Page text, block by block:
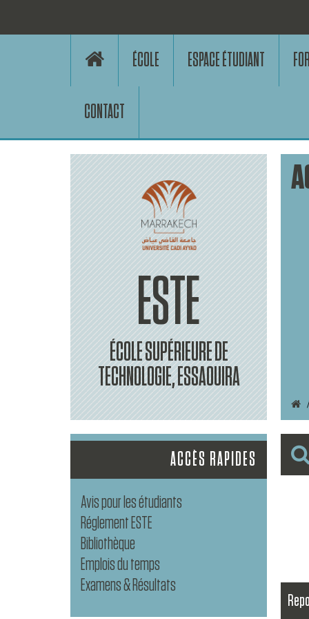
ÉCOLE ESPACE ÉTUDIANT
CONTACT
ESTE
ÉCOLE SUPÉRIEURE DE
TECHNOLOGIE, ESSAOUIRA
ACCÈS RAPIDES
Avis pour les étudiants
Réglement ESTE
Bibliothèque
Emplois du temps
Examens & Résultats